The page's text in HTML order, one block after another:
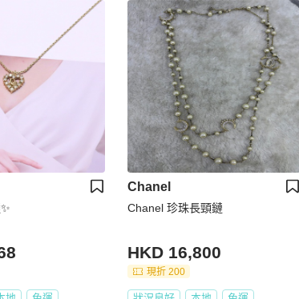
Chanel
Chanel 珍珠長頸鏈
HKD 16,800
現折 200